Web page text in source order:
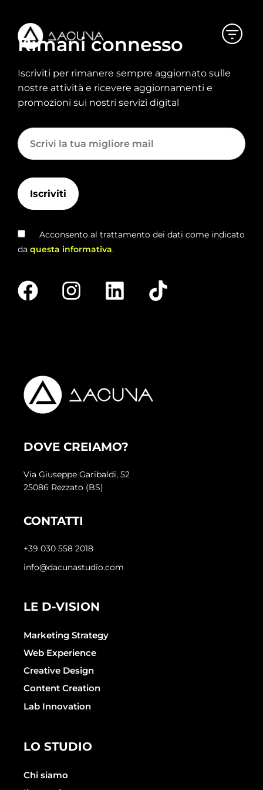
Rimani connesso
Iscriviti per rimanere sempre aggiornato sulle
nostre attività e ricevere aggiornamenti e
promozioni sui nostri servizi digital
Acconsento al trattamento dei dati come indicato
da questa informativa.
DOVE CREIAMO?
Via Giuseppe Garibaldi, 52
25086 Rezzato (BS)
CONTATTI
+39 030 558 2018
info@dacunastudio.com
LE D-VISION
Marketing Strategy
Web Experience
Creative Design
Content Creation
Lab Innovation
LO STUDIO
Chi siamo